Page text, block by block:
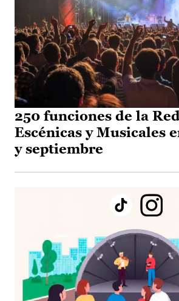
250 funciones de la
Escénicas y Musicales
y septiembre